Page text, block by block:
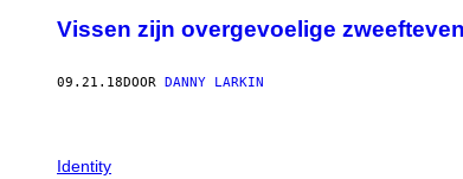
Vissen zijn overgevoelige
09.21.18DOOR DANNY LARKIN
Identity